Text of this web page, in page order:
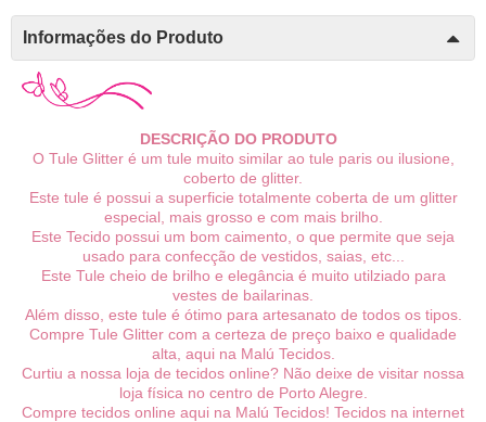
Informações do Produto
DESCRIÇÃO DO PRODUTO
O Tule Glitter é um tule muito similar ao tule paris ou ilusione,
coberto de glitter.
Este tule é possui a superficie totalmente coberta de um glitter
especial, mais grosso e com mais brilho.
Este Tecido possui um bom caimento, o que permite que seja
usado para confecção de vestidos, saias, etc...
Este Tule cheio de brilho e elegância é muito utilziado para
vestes de bailarinas.
Além disso, este tule é ótimo para artesanato de todos os tipos.
Compre Tule Glitter com a certeza de preço baixo e qualidade
alta, aqui na Malú Tecidos.
Curtiu a nossa loja de tecidos online? Não deixe de visitar nossa
loja física no centro de Porto Alegre.
Compre tecidos online aqui na Malú Tecidos! Tecidos na internet